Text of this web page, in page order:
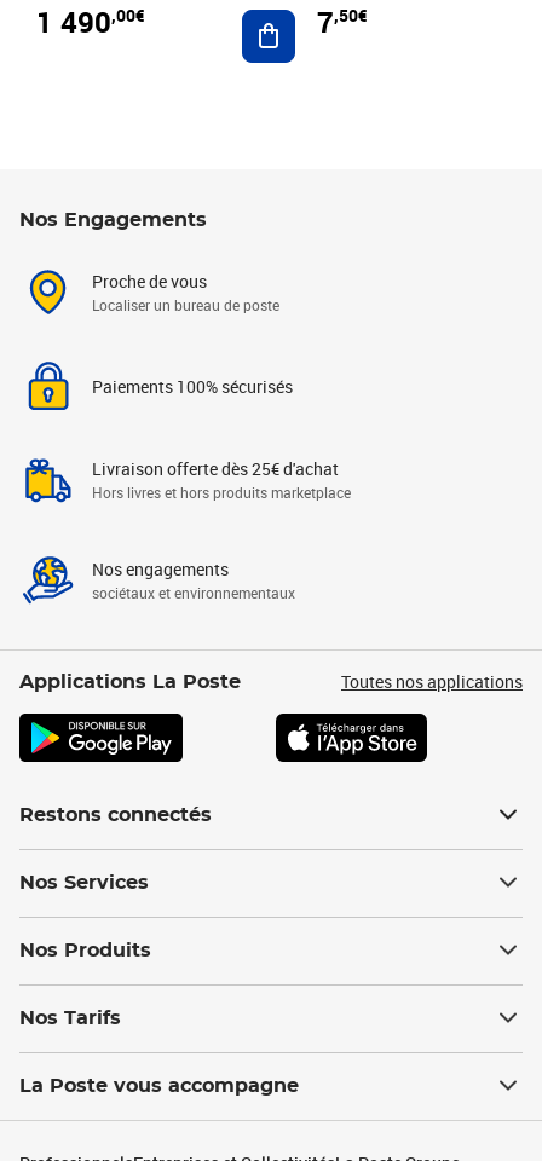
1 490,00€ Ajouter au panier
7,50€
Nos Engagements
Proche de vous
Localiser un bureau de poste
Paiements 100% sécurisés
Livraison offerte dès 25€ d'achat
Hors livres et hors produits marketplace
Nos engagements
sociétaux et environnementaux
Applications La Poste Toutes nos applications
Restons connectés
Nos Services
Nos Produits
Nos Tarifs
La Poste vous accompagne